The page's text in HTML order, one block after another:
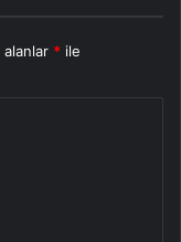
* ile